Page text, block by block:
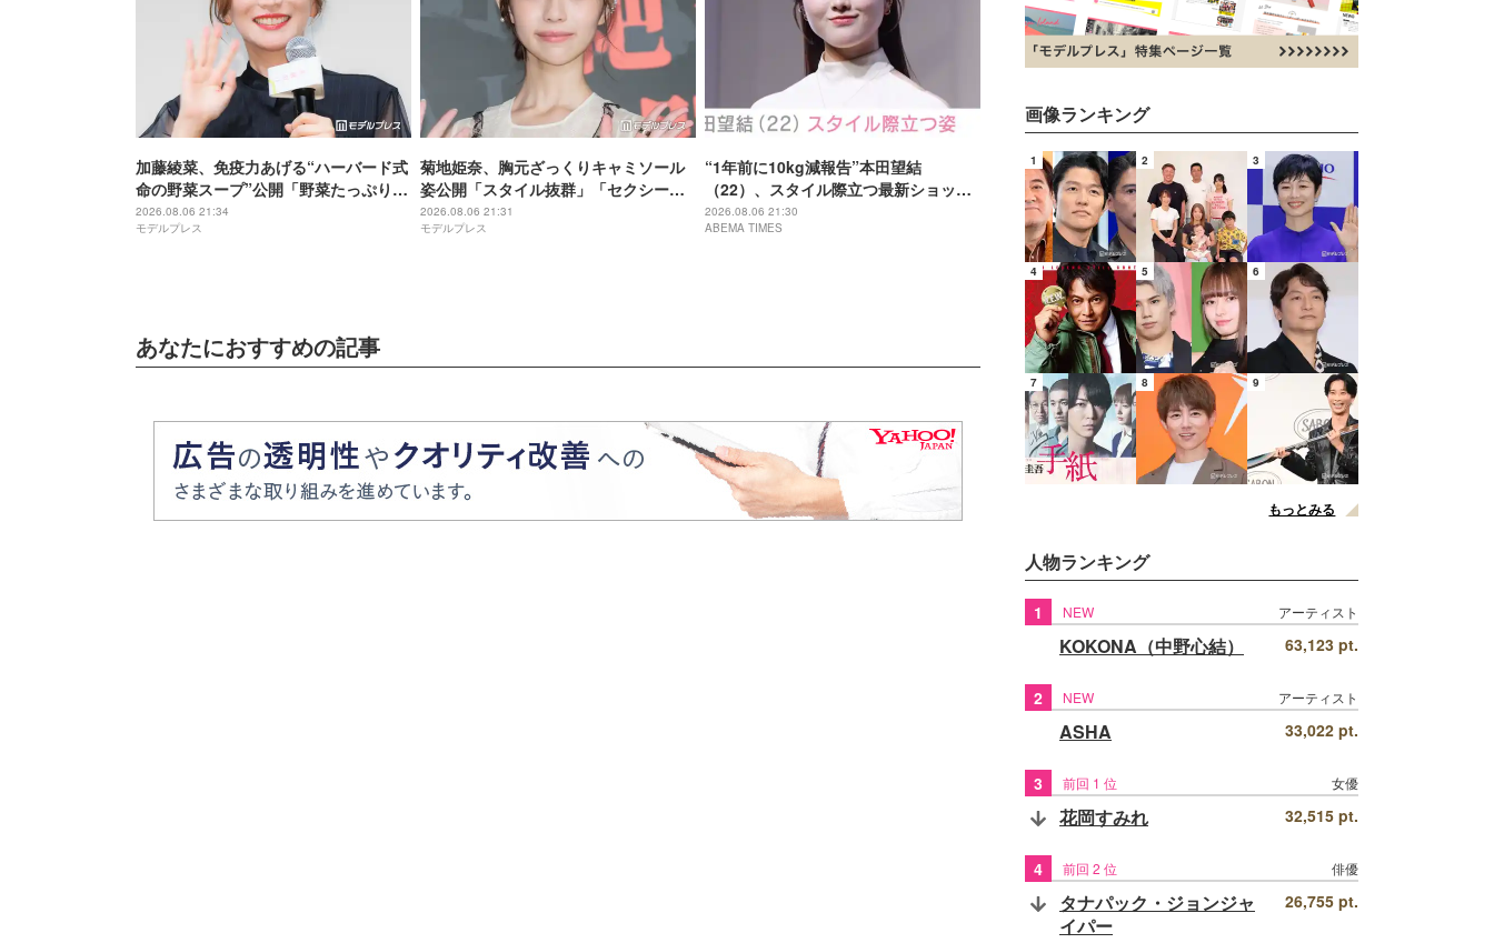
加藤綾菜、免疫力あげる“ハーバード式
命の野菜スープ”公開「野菜たっぷりで
美味しそう」「栄養満点ですね」と反
響
2026.08.06 21:34
モデルプレス
菊地姫奈、胸元ざっくりキャミソール
姿公開「スタイル抜群」「セクシーす
ぎる」と話題
2026.08.06 21:31
モデルプレス
“1年前に10kg減報告”本田望結
（22）、スタイル際立つ最新ショット
に反響「痩せた？」「ミトちゃんに似
てきた」
2026.08.06 21:30
ABEMA TIMES
あなたにおすすめの記事
画像ランキング
1 2 3
4 5 6
7 8 9
もっとみる
人物ランキング
1 NEW アーティスト
KOKONA（中野心結） 63,123 pt.
2 NEW アーティスト
ASHA 33,022 pt.
3 前回 1 位 女優
花岡すみれ 32,515 pt.
4 前回 2 位 俳優
タナパック・ジョンジャ
イパー
26,755 pt.